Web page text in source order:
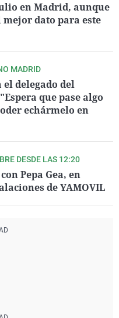
en Madrid, aunque
dato para este
MADRID
delegado del
que pase algo
echármelo en
DESDE LAS 12:20
Pepa Gea, en
de YAMOVIL